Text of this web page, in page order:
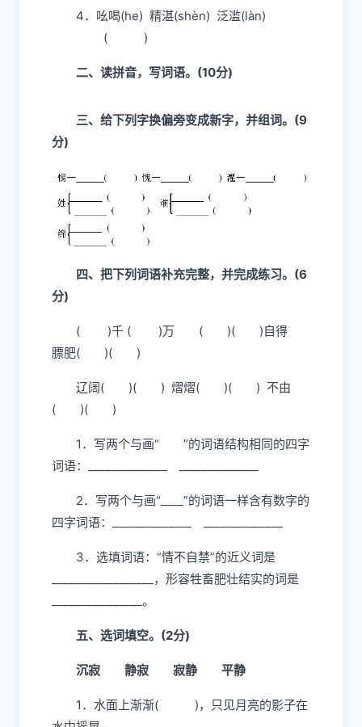
4．吆喝(he) 精湛(shèn) 泛滥(làn)
( )
二、读拼音，写词语。(10分)
三、给下列字换偏旁变成新字，并组词。(9
四、把下列词语补充完整，并完成练习。(6
分)
( )千 ( )万
( )( )自得
膘肥( )( )
辽阔( )( )熠熠( )( ) 不由
( )( )
1．写两个与画“
”的词语结构相同的四字
词语：______________ ______________
四字词语：______________ ______________
3．选填词语：“情不自禁”的近义词是
__________________，形容牲畜肥壮结实的词是
________________。